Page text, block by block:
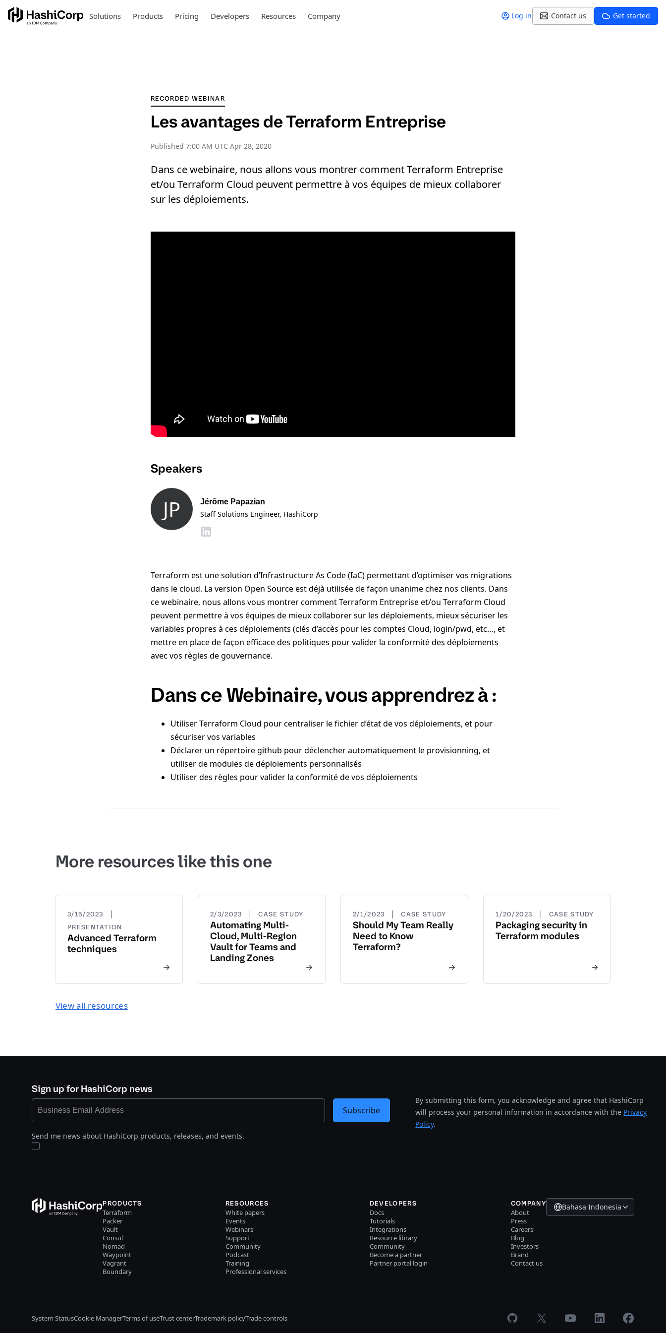
Solutions Products Pricing Developers Resources Company Log in Contact us Get started
RECORDED WEBINAR
Les avantages de Terraform Entreprise
Published 7:00 AM UTC Apr 28, 2020
Dans ce webinaire, nous allons vous montrer comment Terraform Entreprise
et/ou Terraform Cloud peuvent permettre à vos équipes de mieux collaborer
sur les déploiements.
Speakers
JP Jérôme Papazian
Staff Solutions Engineer, HashiCorp
Terraform est une solution d’Infrastructure As Code (IaC) permettant d’optimiser vos migrations
dans le cloud. La version Open Source est déjà utilisée de façon unanime chez nos clients. Dans
ce webinaire, nous allons vous montrer comment Terraform Entreprise et/ou Terraform Cloud
peuvent permettre à vos équipes de mieux collaborer sur les déploiements, mieux sécuriser les
variables propres à ces déploiements (clés d’accès pour les comptes Cloud, login/pwd, etc…, et
mettre en place de façon efficace des politiques pour valider la conformité des déploiements
avec vos règles de gouvernance.
Dans ce Webinaire, vous apprendrez à :
Utiliser Terraform Cloud pour centraliser le fichier d’état de vos déploiements, et pour
sécuriser vos variables
Déclarer un répertoire github pour déclencher automatiquement le provisionning, et
utiliser de modules de déploiements personnalisés
Utiliser des règles pour valider la conformité de vos déploiements
More resources like this one
3/15/2023 |
PRESENTATION
Advanced Terraform
techniques
2/3/2023 | CASE STUDY
Automating Multi-
Cloud, Multi-Region
Vault for Teams and
Landing Zones
2/1/2023 | CASE STUDY
Should My Team Really
Need to Know
Terraform?
1/20/2023 | CASE STUDY
Packaging security in
Terraform modules
View all resources
Sign up for HashiCorp news
Send me news about HashiCorp products, releases, and events.
By submitting this form, you acknowledge and agree that HashiCorp
will process your personal information in accordance with the Privacy
Policy.
Subscribe
PRODUCTS
Terraform
Packer
Vault
Consul
Nomad
Waypoint
Vagrant
Boundary
RESOURCES
White papers
Events
Webinars
Support
Community
Podcast
Training
Professional services
DEVELOPERS
Docs
Tutorials
Integrations
Resource library
Community
Become a partner
Partner portal login
COMPANY
About
Press
Careers
Blog
Investors
Brand
Contact us
Bahasa Indonesia
System StatusCookie ManagerTerms of useTrust centerTrademark policyTrade controls GitHub X Youtube LinkedInFacebook